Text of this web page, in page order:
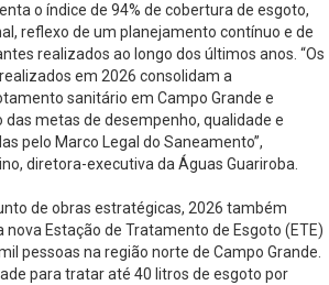
o índice de 94% de cobertura de esgoto,
reflexo de um planejamento contínuo e de
realizados ao longo dos últimos anos. “Os
em 2026 consolidam a
sanitário em Campo Grande e
metas de desempenho, qualidade e
pelo Marco Legal do Saneamento”,
diretora-executiva da Águas Guariroba.
de obras estratégicas, 2026 também
Estação de Tratamento de Esgoto (ETE)
pessoas na região norte de Campo Grande.
para tratar até 40 litros de esgoto por